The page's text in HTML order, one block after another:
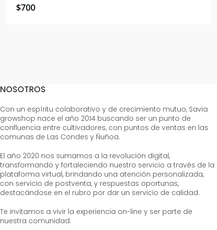
$700
NOSOTROS
Con un espíritu colaborativo y de crecimiento mutuo, Savia
growshop nace el año 2014 buscando ser un punto de
confluencia entre cultivadores, con puntos de ventas en las
comunas de Las Condes y Ñuñoa.
El año 2020 nos sumamos a la revolución digital,
transformando y fortaleciendo nuestro servicio a través de la
plataforma virtual, brindando una atención personalizada,
con servicio de postventa, y respuestas oportunas,
destacándose en el rubro por dar un servicio de calidad.
Te invitamos a vivir la experiencia on-line y ser parte de
nuestra comunidad.